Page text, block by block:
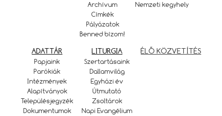
Archívum
Címkék
Pályázatok
Benned bízom!
Nemzeti kegyhely
ADATTÁR
Papjaink
Parókiák
Intézmények
Alapítványok
Településjegyzék
Dokumentumok
LITURGIA
Szertartásaink
Dallamvilág
Egyházi év
Útmutató
Zsoltárok
Napi Evangélium
ÉLŐ KÖZVETÍTÉS